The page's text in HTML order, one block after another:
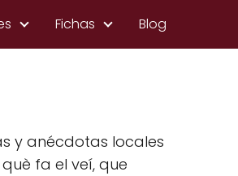
Fichas Blog
y anécdotas locales
fa el veí, que